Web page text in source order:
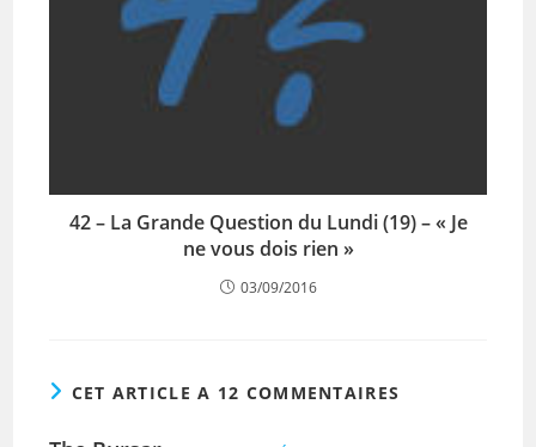
42 – La Grande Question du Lundi (19) – « Je
ne vous dois rien »
03/09/2016
CET ARTICLE A 12 COMMENTAIRES